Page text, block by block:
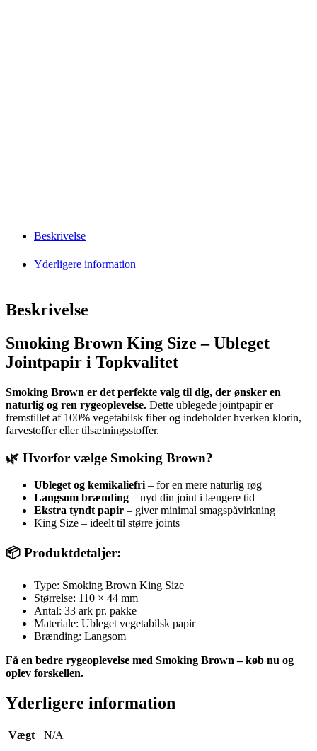
Beskrivelse
Yderligere information
Beskrivelse
Smoking Brown King Size – Ubleget
Jointpapir i Topkvalitet
Smoking Brown er det perfekte valg til dig, der ønsker en
naturlig og ren rygeoplevelse. Dette ublegede jointpapir er
fremstillet af 100% vegetabilsk fiber og indeholder hverken klorin,
farvestoffer eller tilsætningsstoffer.
🌿 Hvorfor vælge Smoking Brown?
Ubleget og kemikaliefri – for en mere naturlig røg
Langsom brænding – nyd din joint i længere tid
Ekstra tyndt papir – giver minimal smagspåvirkning
King Size – ideelt til større joints
📦 Produktdetaljer:
Type: Smoking Brown King Size
Størrelse: 110 × 44 mm
Antal: 33 ark pr. pakke
Materiale: Ubleget vegetabilsk papir
Brænding: Langsom
Få en bedre rygeoplevelse med Smoking Brown – køb nu og
oplev forskellen.
Yderligere information
Vægt N/A